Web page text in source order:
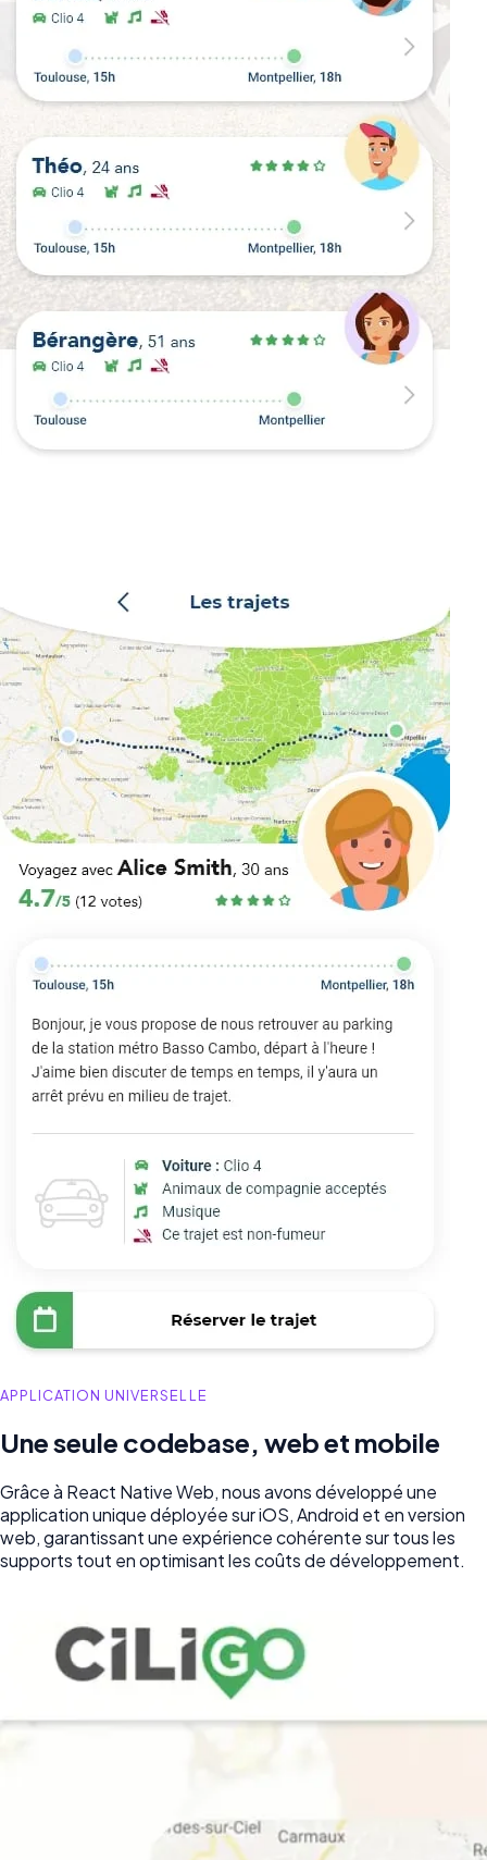
APPLICATION UNIVERSELLE
Une seule codebase, web et mobile
Grâce à React Native Web, nous avons développé une
application unique déployée sur iOS, Android et en version
web, garantissant une expérience cohérente sur tous les
supports tout en optimisant les coûts de développement.